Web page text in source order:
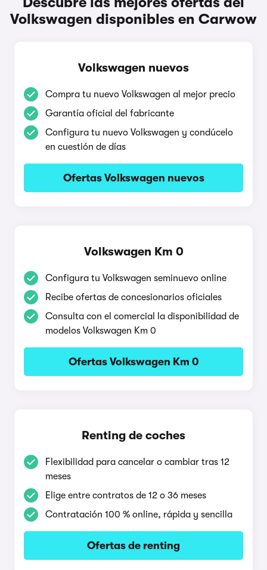
Volkswagen disponibles en Carwow
Volkswagen nuevos
Compra tu nuevo Volkswagen al mejor precio
Garantía oficial del fabricante
Configura tu nuevo Volkswagen y condúcelo
en cuestión de días
Ofertas Volkswagen nuevos
Volkswagen Km 0
Configura tu Volkswagen seminuevo online
Recibe ofertas de concesionarios oficiales
Consulta con el comercial la disponibilidad de
modelos Volkswagen Km 0
Ofertas Volkswagen Km 0
Renting de coches
Flexibilidad para cancelar o cambiar tras 12
meses
Elige entre contratos de 12 o 36 meses
Contratación 100 % online, rápida y sencilla
Ofertas de renting